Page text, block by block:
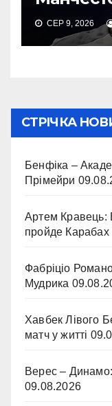
СЕР 9, 2026
СТРІЧКА
Бенфіка –
Прімейри
Артем Кравець:
пройде Карабах
Фабріціо
Мудрика
Хавбек Лівого
матч у житті
Верес –
09.08.2026